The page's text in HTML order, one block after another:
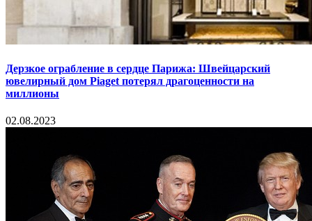
Дерзкое ограбление в сердце Парижа: Швейцарский
ювелирный дом Piaget потерял драгоценности на
миллионы
02.08.2023